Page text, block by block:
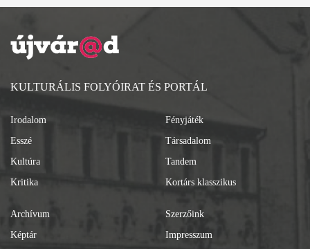
KULTURÁLIS FOLYÓIRAT ÉS PORTÁL
Irodalom
Esszé
Kultúra
Kritika
Fényjáték
Társadalom
Tandem
Kortárs klasszikus
Archívum
Képtár
Szerzőink
Impresszum